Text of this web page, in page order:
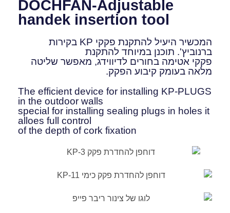
DOCHFAN-Adjustable
handek insertion tool
המכשיר היעיל להתקנת פקקי KP בקירות
ברנוביץ'. תוכנן במיוחד להתקנת
פקקי אטימה בחורים לדיווידג, מאפשר שליטה
מלאה בעומק קיבוע הפקק.
The efficient device for installing KP-PLUGS
in the outdoor walls
special for installing sealing plugs in holes it
alloes full control
of the depth of cork fixation